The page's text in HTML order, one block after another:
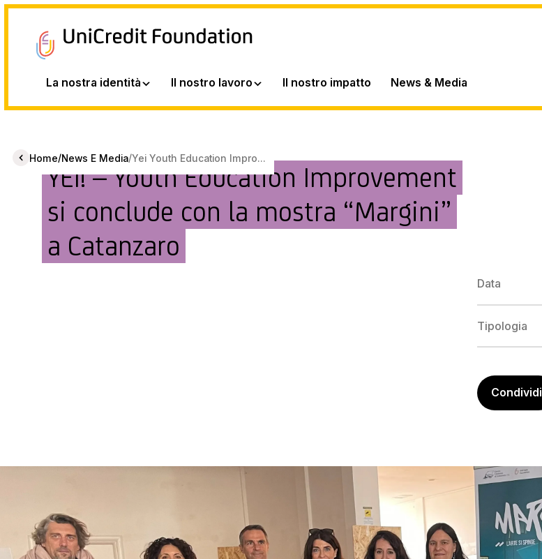
La nostra identità Il nostro lavoro Il nostro impatto News & Media
Home/News E Media/Yei Youth Education Impro...
YEI! – Youth Education Improvement
si conclude con la mostra “Margini”
a Catanzaro
Data
Tipologia
Condividi